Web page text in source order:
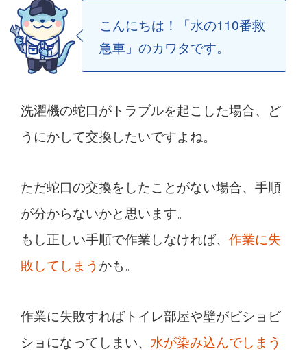
こんにちは！「水の110番救
急車」のカワタです。
洗濯機の蛇口がトラブルを起こした場合、ど
うにかして交換したいですよね。
ただ蛇口の交換をしたことがない場合、手順
が分からないかと思います。
もし正しい手順で作業しなければ、 作業に失
敗してしまう かも。
作業に失敗すればトイレ部屋や壁がビショビ
ショになってしまい、 水が染み込んでしまう